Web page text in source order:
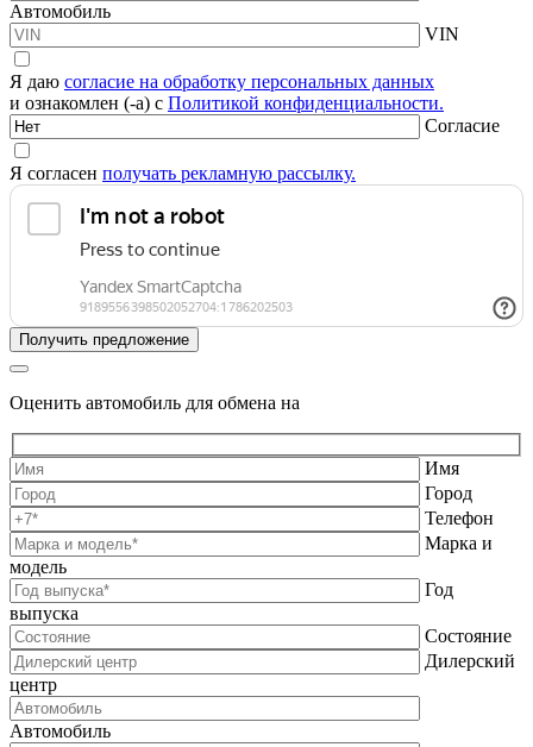
Автомобиль
VIN
Я даю согласие на обработку персональных данных
и ознакомлен (-а) с Политикой конфиденциальности.
Согласие
Я согласен получать рекламную рассылку.
Оценить автомобиль для обмена на
Имя
Город
Телефон
Марка и
модель
Год
выпуска
Состояние
Дилерский
центр
Автомобиль